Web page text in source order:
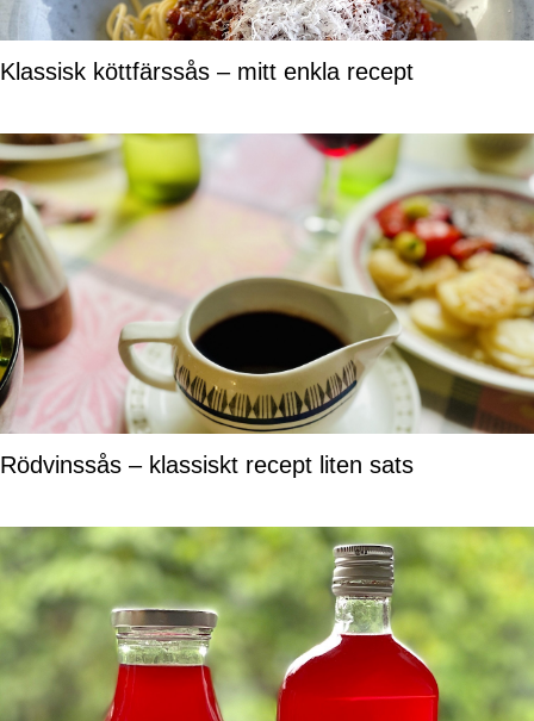
Klassisk köttfärssås – mitt enkla recept
Rödvinssås – klassiskt recept liten sats